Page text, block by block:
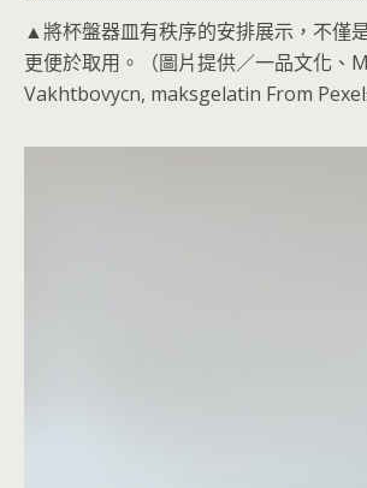
▲將杯盤器皿有秩序的安排展示，不僅
更便於取用。（圖片提供／一品文化、
Vakhtbovycn, maksgelatin From Pexels